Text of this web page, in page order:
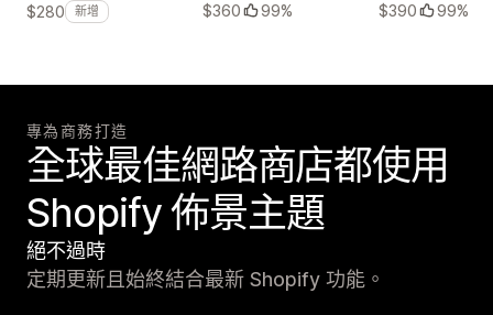
$280
新增
$360
99%
$390
99%
專為商務打造
全球最佳網路商店都使用
Shopify 佈景主題
絕不過時
定期更新且始終結合最新 Shopify 功能。